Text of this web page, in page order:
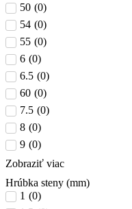
50 (0)
54 (0)
55 (0)
6 (0)
6.5 (0)
60 (0)
7.5 (0)
8 (0)
9 (0)
Zobraziť viac
Hrúbka steny (mm)
1 (0)